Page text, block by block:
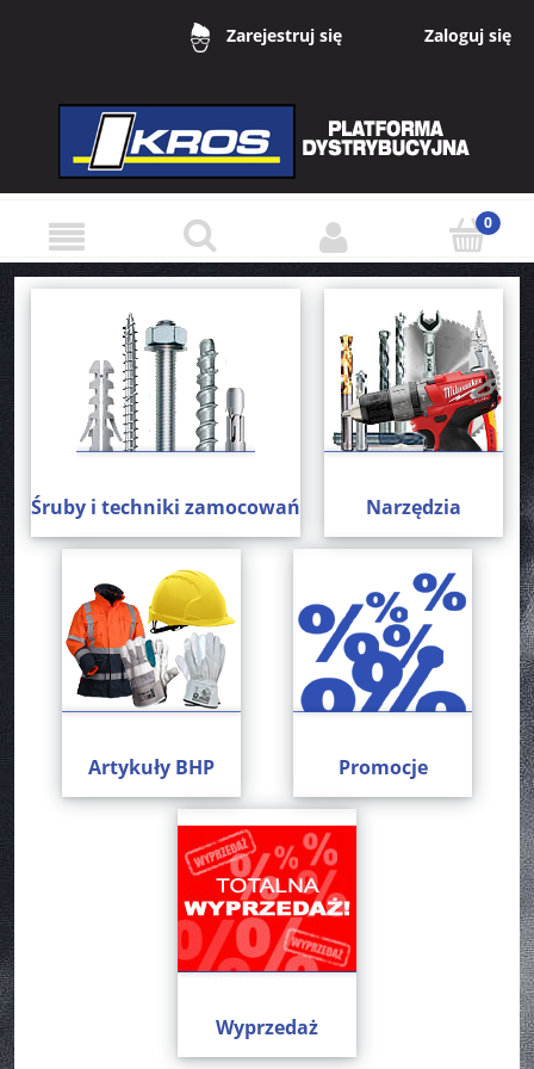
Zarejestruj się Zaloguj się
Śruby i techniki zamocowań Narzędzia
Artykuły BHP Promocje
Wyprzedaż